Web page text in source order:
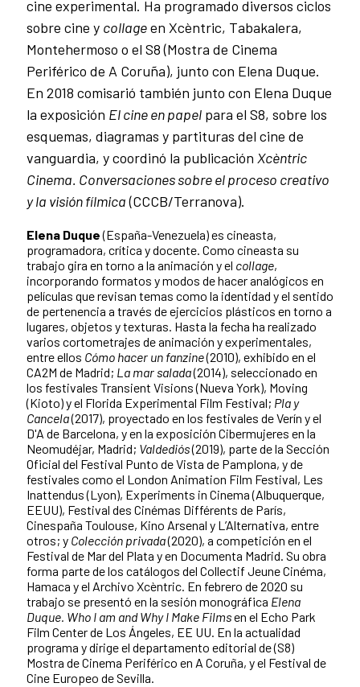
cine experimental. Ha programado diversos ciclos
sobre cine y collageen Xcèntric, Tabakalera,
Montehermoso o el S8 (Mostra de Cinema
Periférico de A Coruña), junto con Elena Duque.
En 2018 comisarió también junto con Elena Duque
la exposición El cine en papel para el S8, sobre los
esquemas, diagramas y partituras del cine de
vanguardia, y coordinó la publicación Xcèntric
Cinema. Conversaciones sobre el proceso creativo
y la visión fílmica(CCCB/Terranova).
Elena Duque(España-Venezuela) es cineasta,
programadora, crítica y docente. Como cineasta su
trabajo gira en torno a la animación y el collage,
incorporando formatos y modos de hacer analógicos en
películas que revisan temas como la identidad y el sentido
de pertenencia a través de ejercicios plásticos en torno a
lugares, objetos y texturas. Hasta la fecha ha realizado
varios cortometrajes de animación y experimentales,
entre ellos Cómo hacer un fanzine(2010), exhibido en el
CA2M de Madrid; La mar salada(2014), seleccionado en
los festivales Transient Visions (Nueva York), Moving
(Kioto) y el Florida Experimental Film Festival; Pla y
Cancela(2017), proyectado en los festivales de Verín y el
D'A de Barcelona, y en la exposición Cibermujeres en la
Neomudéjar, Madrid; Valdediós(2019), parte de la Sección
Oficial del Festival Punto de Vista de Pamplona, y de
festivales como el London Animation Film Festival, Les
Inattendus (Lyon), Experiments in Cinema (Albuquerque,
EEUU), Festival des Cinémas Différents de París,
Cinespaña Toulouse, Kino Arsenal y L’Alternativa, entre
otros; y Colección privada(2020), a competición en el
Festival de Mar del Plata y en Documenta Madrid. Su obra
forma parte de los catálogos del Collectif Jeune Cinéma,
Hamaca y el Archivo Xcèntric. En febrero de 2020 su
trabajo se presentó en la sesión monográfica Elena
Duque. Who I am and Why I Make Filmsen el Echo Park
Film Center de Los Ángeles, EE UU. En la actualidad
programa y dirige el departamento editorial de (S8)
Mostra de Cinema Periférico en A Coruña, y el Festival de
Cine Europeo de Sevilla.